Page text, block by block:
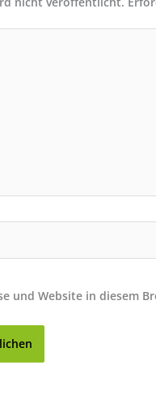
und Website in diesem